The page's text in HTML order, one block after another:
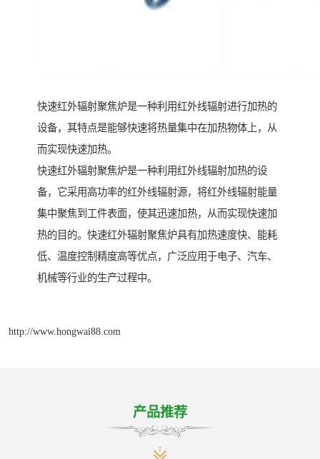
快速红外辐射聚焦炉是一种利用红外线辐射进行加热的
设备，其特点是能够快速将热量集中在加热物体上，从
而实现快速加热。
快速红外辐射聚焦炉是一种利用红外线辐射加热的设
备，它采用高功率的红外线辐射源，将红外线辐射能量
集中聚焦到工件表面，使其迅速加热，从而实现快速加
热的目的。快速红外辐射聚焦炉具有加热速度快、能耗
低、温度控制精度高等优点，广泛应用于电子、汽车、
机械等行业的生产过程中。
http://www.hongwai88.com
产品推荐